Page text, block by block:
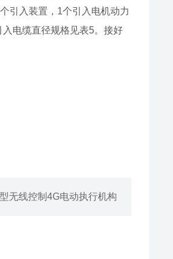
引入装置，1个引入电机动力
电缆直径规格见表5。接好
无线控制4G电动执行机构